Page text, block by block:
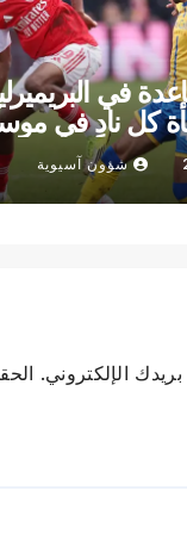
في
كل نادٍ في
شؤون آسيوية
الإلكتروني.